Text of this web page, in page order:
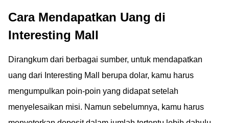
Cara Mendapatkan Uang di
Interesting Mall
Dirangkum dari berbagai sumber, untuk mendapatkan
uang dari Interesting Mall berupa dolar, kamu harus
mengumpulkan poin-poin yang didapat setelah
menyelesaikan misi. Namun sebelumnya, kamu harus